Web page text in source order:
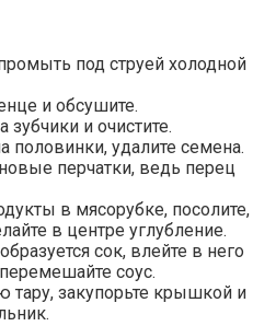
под струей холодной
и обсушите.
зубчики и очистите.
половинки, удалите семена.
перчатки, ведь перец
в мясорубке, посолите,
в центре углубление.
сок, влейте в него
соус.
тару, закупорьте крышкой и